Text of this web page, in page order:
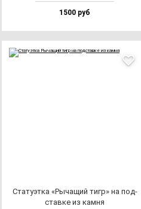
1500 руб
Ста­ту­эт­ка «Рыча­щий тигр» на под­
став­ке из кам­ня